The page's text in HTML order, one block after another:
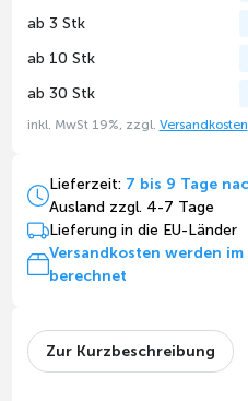
ab 3 Stk
ab 10 Stk
ab 30 Stk
inkl. MwSt 19%, zzgl. Versandkosten
Lieferzeit: 7 bis 9 Tage
Ausland zzgl. 4-7 Tage
Lieferung in die EU-Länder
Versandkosten werden
berechnet
Zur Kurzbeschreibung